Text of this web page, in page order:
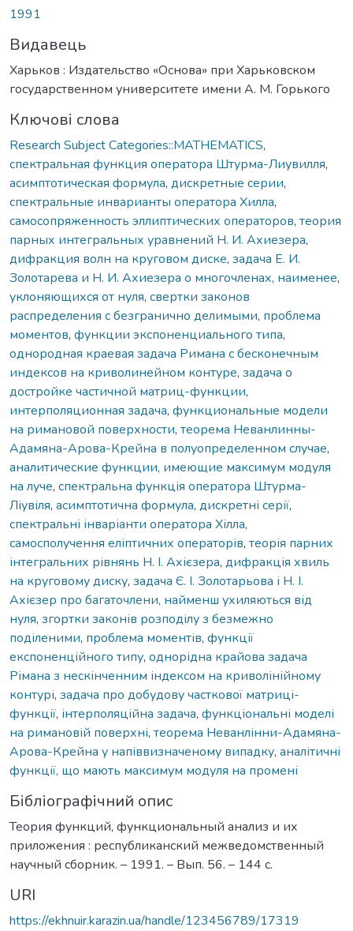
1991
Видавець
Харьков : Издательство «Основа» при Харьковском
государственном университете имени А. М. Горького
Ключові слова
Research Subject Categories::MATHEMATICS,
спектральная функция оператора Штурма-Лиувилля,
асимптотическая формула, дискретные серии,
спектральные инварианты оператора Хилла,
самосопряженность эллиптических операторов, теория
парных интегральных уравнений Н. И. Ахиезера,
дифракция волн на круговом диске, задача Е. И.
Золотарева и Н. И. Ахиезера о многочленах, наименее,
уклоняющихся от нуля, свертки законов
распределения с безгранично делимыми, проблема
моментов, функции экспоненциального типа,
однородная краевая задача Римана с бесконечным
индексов на криволинейном контуре, задача о
достройке частичной матриц-функции,
интерполяционная задача, функциональные модели
на римановой поверхности, теорема Неванлинны-
Адамяна-Арова-Крейна в полуопределенном случае,
аналитические функции, имеющие максимум модуля
на луче, спектральна функція оператора Штурма-
Ліувіля, асимптотична формула, дискретні серії,
спектральні інваріанти оператора Хілла,
самосполучення еліптичних операторів, теорія парних
інтегральних рівнянь Н. І. Ахієзера, дифракція хвиль
на круговому диску, задача Є. І. Золотарьова і Н. І.
Ахієзер про багаточлени, найменш ухиляються від
нуля, згортки законів розподілу з безмежно
поділеними, проблема моментів, функції
експоненційного типу, однорідна крайова задача
Рімана з нескінченним індексом на криволінійному
контурі, задача про добудову часткової матриці-
функції, інтерполяційна задача, функціональні моделі
на римановій поверхні, теорема Неванлінни-Адамяна-
Арова-Крейна у напіввизначеному випадку, аналітичні
функції, що мають максимум модуля на промені
Бібліографічний опис
Теория функций, функциональный анализ и их
приложения : республиканский межведомственный
научный сборник. – 1991. – Вып. 56. – 144 с.
URI
https://ekhnuir.karazin.ua/handle/123456789/17319